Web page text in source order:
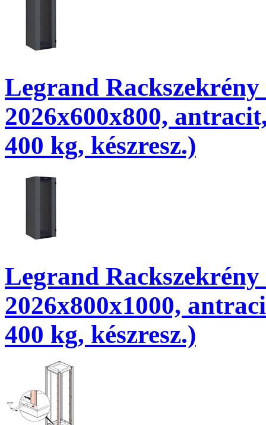
Legrand
2026x600x800,
400 kg, készresz.)
Legrand
2026x800x1000,
400 kg, készresz.)